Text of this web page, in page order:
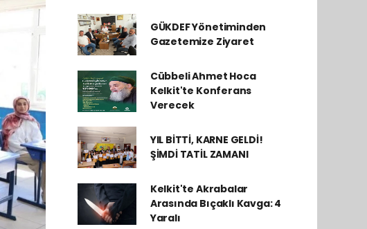
GÜKDEF Yönetiminden
Gazetemize Ziyaret
Cübbeli Ahmet Hoca
Kelkit'te Konferans
Verecek
YIL BİTTİ, KARNE GELDİ!
ŞİMDİ TATİL ZAMANI
Kelkit'te Akrabalar
Arasında Bıçaklı Kavga: 4
Yaralı